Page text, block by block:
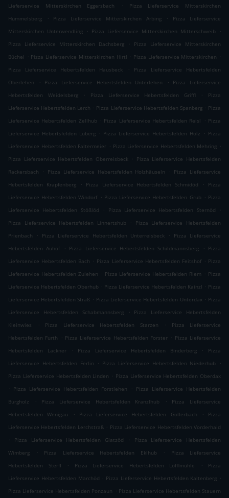
Lieferservice Mitterskirchen Eggersbach
.
Pizza Lieferservice Mitterskirchen
Hummelsberg
. Pizza Lieferservice Mitterskirchen Arbing .
Pizza Lieferservice
Mitterskirchen Unterwendling
. Pizza Lieferservice Mitterskirchen Mitterschweib
.
Pizza Lieferservice Mitterskirchen Dachsberg
.
Pizza Lieferservice Mitterskirchen
Büchel . Pizza Lieferservice Mitterskirchen Hirtl . Pizza Lieferservice Mitterskirchen .
Pizza Lieferservice Hebertsfelden Hausbeck
.
Pizza Lieferservice Hebertsfelden
Oberlehen
. Pizza Lieferservice Hebertsfelden Unterlehen .
Pizza Lieferservice
Hebertsfelden Weidelsberg
. Pizza Lieferservice Hebertsfelden Griffl .
Pizza
Lieferservice Hebertsfelden Lerch . Pizza Lieferservice Hebertsfelden Spanberg . Pizza
Lieferservice Hebertsfelden Zellhub . Pizza Lieferservice Hebertsfelden Reisl . Pizza
Lieferservice Hebertsfelden Luberg . Pizza Lieferservice Hebertsfelden Holz . Pizza
Lieferservice Hebertsfelden Faltermeier . Pizza Lieferservice Hebertsfelden Mehring .
Pizza Lieferservice Hebertsfelden Oberreisbeck . Pizza Lieferservice Hebertsfelden
Rackersbach
. Pizza Lieferservice Hebertsfelden Holzhäuseln . Pizza Lieferservice
Hebertsfelden Krapfenberg
. Pizza Lieferservice Hebertsfelden Schmidöd .
Pizza
Lieferservice Hebertsfelden Windorf . Pizza Lieferservice Hebertsfelden Grub . Pizza
Lieferservice Hebertsfelden Stößlöd
. Pizza Lieferservice Hebertsfelden Sternöd
.
Pizza Lieferservice Hebertsfelden Linnertshub
.
Pizza Lieferservice Hebertsfelden
Prienbach
. Pizza Lieferservice Hebertsfelden Unterreisbeck .
Pizza Lieferservice
Hebertsfelden Auhof
. Pizza Lieferservice Hebertsfelden Schildmannsberg . Pizza
Lieferservice Hebertsfelden Bach . Pizza Lieferservice Hebertsfelden Feitshof . Pizza
Lieferservice Hebertsfelden Zulehen . Pizza Lieferservice Hebertsfelden Riem . Pizza
Lieferservice Hebertsfelden Oberhub . Pizza Lieferservice Hebertsfelden Kainzl . Pizza
Lieferservice Hebertsfelden Straß . Pizza Lieferservice Hebertsfelden Unterdax . Pizza
Lieferservice Hebertsfelden Schabmannsberg
.
Pizza Lieferservice Hebertsfelden
Kleinwies
. Pizza Lieferservice Hebertsfelden Starzen .
Pizza Lieferservice
Hebertsfelden Furth
. Pizza Lieferservice Hebertsfelden Forster . Pizza Lieferservice
Hebertsfelden Lackner
. Pizza Lieferservice Hebertsfelden Binderberg .
Pizza
Lieferservice Hebertsfelden Ferlin
. Pizza Lieferservice Hebertsfelden Niederhub
.
Pizza Lieferservice Hebertsfelden Linden . Pizza Lieferservice Hebertsfelden Oberdax
. Pizza Lieferservice Hebertsfelden Forstlehen . Pizza Lieferservice Hebertsfelden
Burgholz
. Pizza Lieferservice Hebertsfelden Kranzlhub .
Pizza Lieferservice
Hebertsfelden Wenigau
. Pizza Lieferservice Hebertsfelden Gollerbach .
Pizza
Lieferservice Hebertsfelden Lerchstraß . Pizza Lieferservice Hebertsfelden Vorderhaid
.
Pizza Lieferservice Hebertsfelden Glatzöd .
Pizza Lieferservice Hebertsfelden
Wimberg
. Pizza Lieferservice Hebertsfelden Eklhub .
Pizza Lieferservice
Hebertsfelden Sterfl
. Pizza Lieferservice Hebertsfelden Löfflmühle .
Pizza
Lieferservice Hebertsfelden Marchöd . Pizza Lieferservice Hebertsfelden Kaltenberg .
Pizza Lieferservice Hebertsfelden Ponzaun . Pizza Lieferservice Hebertsfelden Stauern